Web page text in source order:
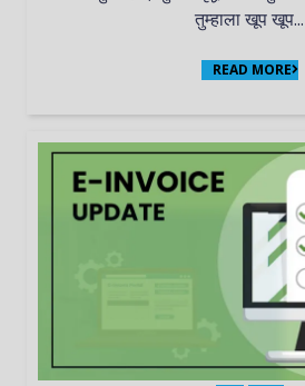
तुम्हाला खूप खूप...
READ MORE